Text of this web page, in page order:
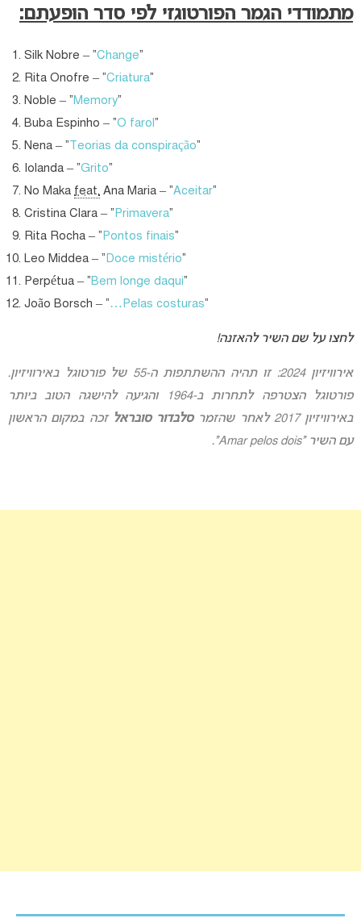
מתמודדי הגמר הפורטוגזי לפי סדר הופעתם:
Silk Nobre – “Change“
Rita Onofre – “Criatura“
Noble – “Memory“
Buba Espinho – “O farol“
Nena – “ Teorias da conspiração“
Iolanda – “Grito“
No Maka feat. Ana Maria – “Aceitar“
Cristina Clara – “Primavera“
Rita Rocha – “Pontos finais“
Leo Middea – “Doce mistério“
Perpétua – “Bem longe daqui“
João Borsch – “…Pelas costuras“
לחצו על שם השיר להאזנה!
אירוויזיון 2024: זו תהיה ההשתתפות ה-55 של פורטוגל באירוויזיון.
פורטוגל הצטרפה לתחרות ב-1964 והגיעה להישגה הטוב ביותר
באירוויזיון 2017 לאחר שהזמר
סלבדור סובראל זכה במקום הראשון
עם השיר “Amar pelos dois”.